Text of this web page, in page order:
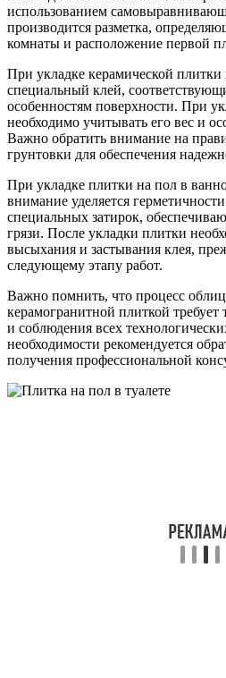
использованием
производится разметка,
комнаты и расположение первой
При укладке керамической плитки
специальный клей,
особенностям поверхности. При
необходимо учитывать его вес и
Важно обратить внимание на
грунтовки для обеспечения
При укладке плитки на пол в
внимание уделяется
специальных затирок,
грязи. После укладки плитки
высыхания и застывания клея,
следующему этапу работ.
Важно помнить, что процесс
керамогранитной плиткой требует
и соблюдения всех
необходимости рекомендуется
получения профессиональной